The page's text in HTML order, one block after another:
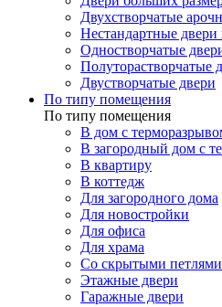
Двухстворчатые
Нестандартные двери
Одностворчатые
Полуторастворчатые
Двустворчатые двери
По типу помещения
По типу помещения
В дом с
В загородный дом с
В квартиру
В коттедж
Для загородного дома
Для новостройки
Для офиса
Для храма
Со скрытыми петлями
Этажные двери
Гаражные двери